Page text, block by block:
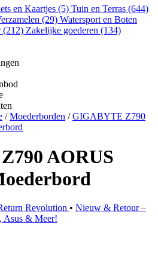
en Kaartjes (5) Tuin en Terras (644)
(29) Watersport en Boten
(212) Zakelijke goederen (134)
/Moederborden /GIGABYTE Z790
AORUS
Revolution • Nieuw & Retour –
Asus & Meer!